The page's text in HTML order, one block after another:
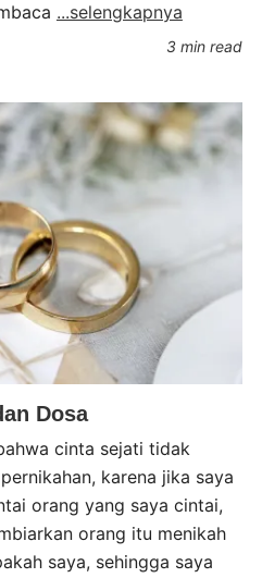
...selengkapnya
3 min read
Dosa
cinta sejati tidak
karena jika saya
orang yang saya cintai,
orang itu menikah
saya, sehingga saya